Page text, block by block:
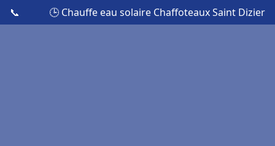
📞 🕒 Chauffe eau solaire Chaffoteaux Saint Dizier